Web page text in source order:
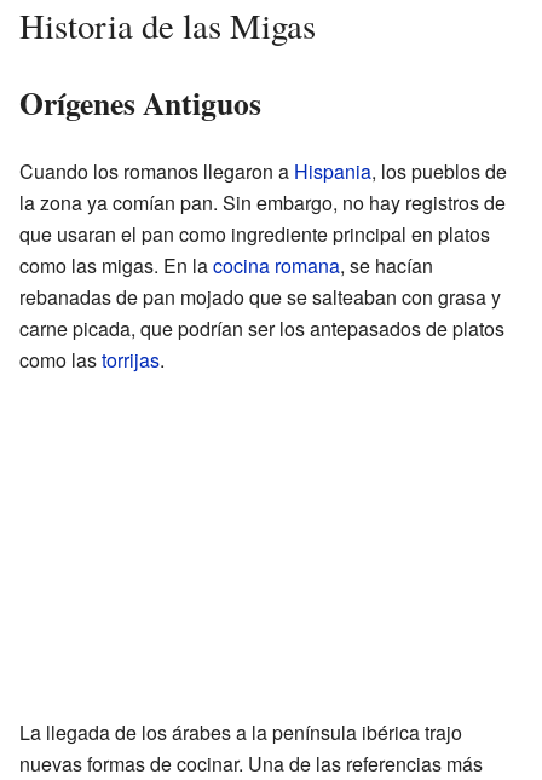
Historia de las Migas
Orígenes Antiguos
Cuando los romanos llegaron a Hispania, los pueblos de
la zona ya comían pan. Sin embargo, no hay registros de
que usaran el pan como ingrediente principal en platos
como las migas. En lacocina romana, se hacían
rebanadas de pan mojado que se salteaban con grasa y
carne picada, que podrían ser los antepasados de platos
como lastorrijas.
La llegada de los árabes a la península ibérica trajo
nuevas formas de cocinar. Una de las referencias más